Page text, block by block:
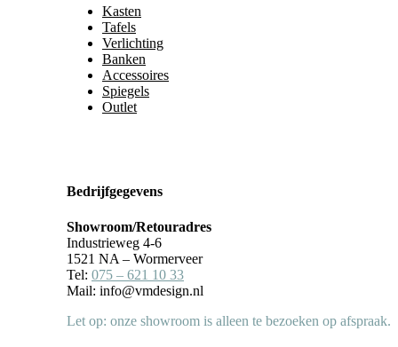
Kasten
Tafels
Verlichting
Banken
Accessoires
Spiegels
Outlet
Bedrijfgegevens
Showroom/Retouradres
Industrieweg 4-6
1521 NA – Wormerveer
Tel: 075 – 621 10 33
Mail: info@vmdesign.nl
Let op: onze showroom is alleen te bezoeken op afspraak.